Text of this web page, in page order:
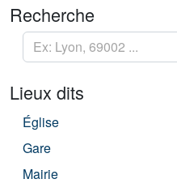
Recherche
Lieux dits
Église
Gare
Mairie